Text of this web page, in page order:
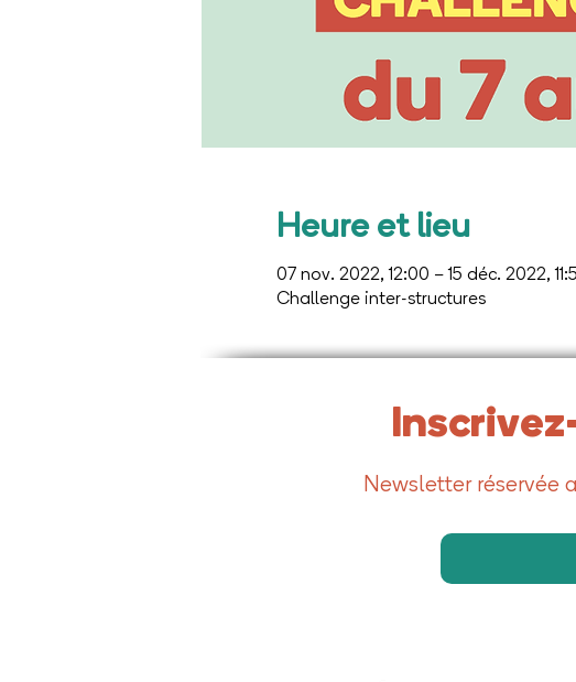
Heure et lieu
07 nov. 2022, 12:00 – 15 déc. 2022,
Challenge inter-structures
Newsletter réservée